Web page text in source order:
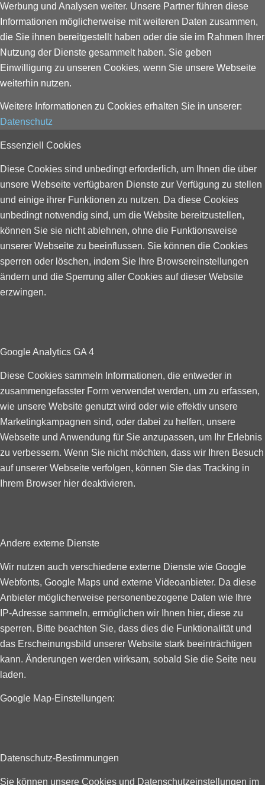
Werbung und Analysen weiter. Unsere Partner führen diese
Informationen möglicherweise mit weiteren Daten zusammen,
die Sie ihnen bereitgestellt haben oder die sie im Rahmen Ihrer
Nutzung der Dienste gesammelt haben. Sie geben
Einwilligung zu unseren Cookies, wenn Sie unsere Webseite
weiterhin nutzen.
Weitere Informationen zu Cookies erhalten Sie in unserer:
Datenschutz
Essenziell Cookies
Diese Cookies sind unbedingt erforderlich, um Ihnen die über
unsere Webseite verfügbaren Dienste zur Verfügung zu stellen
und einige ihrer Funktionen zu nutzen. Da diese Cookies
unbedingt notwendig sind, um die Website bereitzustellen,
können Sie sie nicht ablehnen, ohne die Funktionsweise
unserer Webseite zu beeinflussen. Sie können die Cookies
sperren oder löschen, indem Sie Ihre Browsereinstellungen
ändern und die Sperrung aller Cookies auf dieser Website
erzwingen.
Google Analytics GA 4
Diese Cookies sammeln Informationen, die entweder in
zusammengefasster Form verwendet werden, um zu erfassen,
wie unsere Website genutzt wird oder wie effektiv unsere
Marketingkampagnen sind, oder dabei zu helfen, unsere
Webseite und Anwendung für Sie anzupassen, um Ihr Erlebnis
zu verbessern. Wenn Sie nicht möchten, dass wir Ihren Besuch
auf unserer Webseite verfolgen, können Sie das Tracking in
Ihrem Browser hier deaktivieren.
Andere externe Dienste
Wir nutzen auch verschiedene externe Dienste wie Google
Webfonts, Google Maps und externe Videoanbieter. Da diese
Anbieter möglicherweise personenbezogene Daten wie Ihre
IP-Adresse sammeln, ermöglichen wir Ihnen hier, diese zu
sperren. Bitte beachten Sie, dass dies die Funktionalität und
das Erscheinungsbild unserer Website stark beeinträchtigen
kann. Änderungen werden wirksam, sobald Sie die Seite neu
laden.
Google Map-Einstellungen:
Datenschutz-Bestimmungen
Sie können unsere Cookies und Datenschutzeinstellungen im